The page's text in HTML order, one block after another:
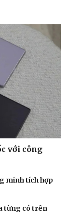
với công
minh tích hợp
từng có trên